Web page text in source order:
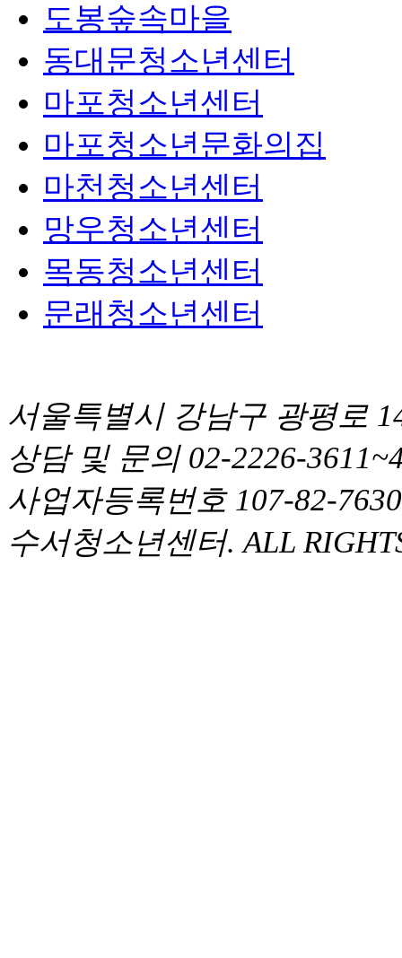
도봉숲속마을
동대문청소년센터
마포청소년센터
마포청소년문화의집
마천청소년센터
망우청소년센터
목동청소년센터
문래청소년센터
서울특별시 강남구 광
상담 및 문의 02-2226-
사업자등록번호 107-
수서청소년센터. ALL